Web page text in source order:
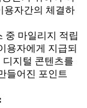
용자간의 체결하
중 마일리지 적립
용자에게 지급되
디지털 콘텐츠를
들어진 포인트